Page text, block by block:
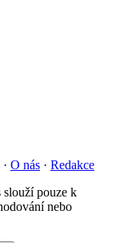
· O nás · Redakce
slouží pouze k
nebo